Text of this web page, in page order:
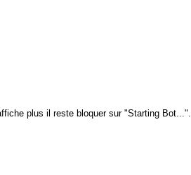
plus il reste bloquer sur "Starting Bot...".